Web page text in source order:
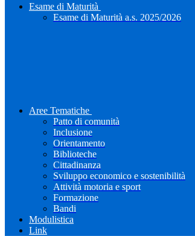
Esame di Maturità
Esame di Maturità a.s. 2025/2026
Aree Tematiche
Patto di comunità
Inclusione
Orientamento
Biblioteche
Cittadinanza
Sviluppo economico e sostenibilità
Attività motoria e sport
Formazione
Bandi
Modulistica
Link